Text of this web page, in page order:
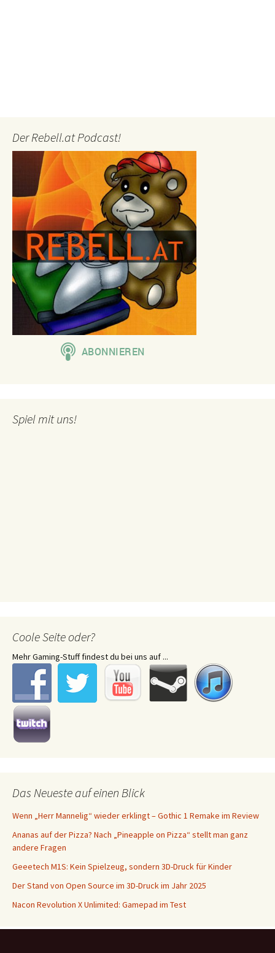
Der Rebell.at Podcast!
Spiel mit uns!
Coole Seite oder?
Mehr Gaming-Stuff findest du bei uns auf ...
Das Neueste auf einen Blick
Wenn „Herr Mannelig“ wieder erklingt – Gothic 1 Remake im Review
Ananas auf der Pizza? Nach „Pineapple on Pizza“ stellt man ganz
andere Fragen
Geeetech M1S: Kein Spielzeug, sondern 3D-Druck für Kinder
Der Stand von Open Source im 3D-Druck im Jahr 2025
Nacon Revolution X Unlimited: Gamepad im Test